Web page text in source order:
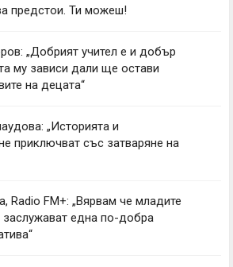
предстои. Ти можеш!
„Добрият учител е и добър
му зависи дали ще остави
на децата“
„Историята и
приключват със затваряне на
Radio FM+: „Вярвам че младите
заслужават една по-добра